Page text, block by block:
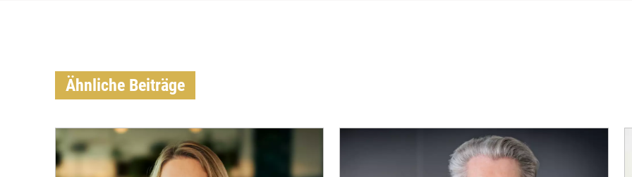
Ähnliche Beiträge